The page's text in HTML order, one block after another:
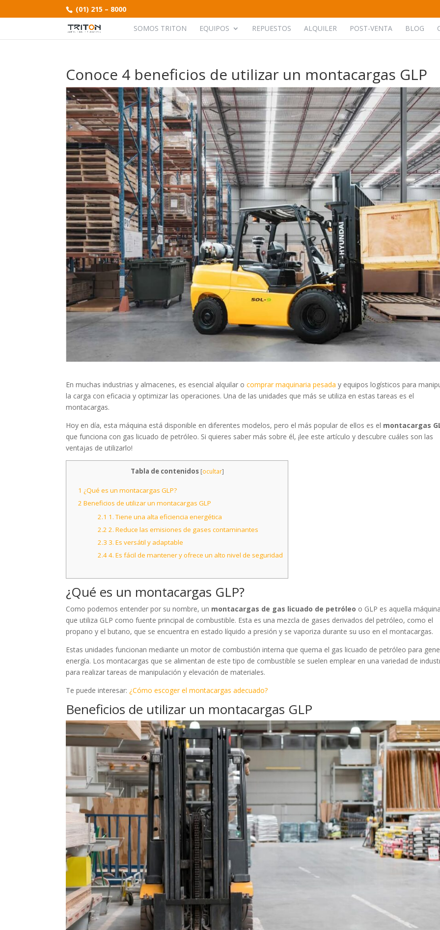
(01) 215 – 8000
SOMOS TRITON EQUIPOS REPUESTOS ALQUILER POST-VENTA BLOG
Conoce 4 beneficios de utilizar un montacargas GLP
En muchas industrias y almacenes, es esencial alquilar ocomprar maquinaria pesada y equipos logísticos para
la carga con eficacia y optimizar las operaciones. Una de las unidades que más se utiliza en estas tareas es el
montacargas.
Hoy en día, esta máquina está disponible en diferentes modelos, pero el más popular de ellos es el montacargas
que funciona con gas licuado de petróleo. Si quieres saber más sobre él, ¡lee este artículo y descubre cuáles son las
ventajas de utilizarlo!
Tabla de contenidos [ocultar]
1 ¿Qué es un montacargas GLP?
2 Beneficios de utilizar un montacargas GLP
2.1 1. Tiene una alta eficiencia energética
2.2 2. Reduce las emisiones de gases contaminantes
2.3 3. Es versátil y adaptable
2.44. Es fácil de mantener y ofrece un alto nivel de seguridad
¿Qué es un montacargas GLP?
Como podemos entender por su nombre, un montacargas de gas licuado de petróleo o GLP es aquella
que utiliza GLP como fuente principal de combustible. Esta es una mezcla de gases derivados del petróleo, como el
propano y el butano, que se encuentra en estado líquido a presión y se vaporiza durante su uso en el montacargas.
Estas unidades funcionan mediante un motor de combustión interna que quema el gas licuado de petróleo para
energía. Los montacargas que se alimentan de este tipo de combustible se suelen emplear en una variedad de
para realizar tareas de manipulación y elevación de materiales.
Te puede interesar: ¿Cómo escoger el montacargas adecuado?
Beneficios de utilizar un montacargas GLP